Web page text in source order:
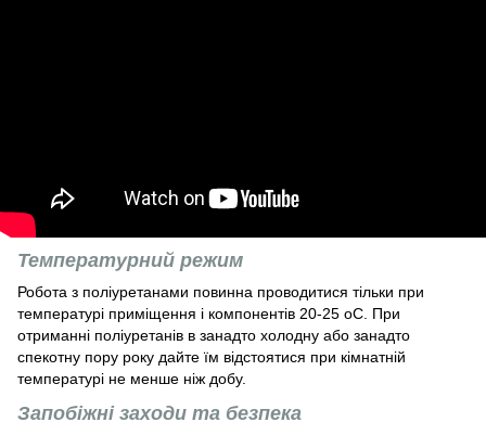
Температурний режим
Робота з поліуретанами повинна проводитися тільки при
температурі приміщення і компонентів 20-25 оС. При
отриманні поліуретанів в занадто холодну або занадто
спекотну пору року дайте їм відстоятися при кімнатній
температурі не менше ніж добу.
Запобіжні заходи та безпека